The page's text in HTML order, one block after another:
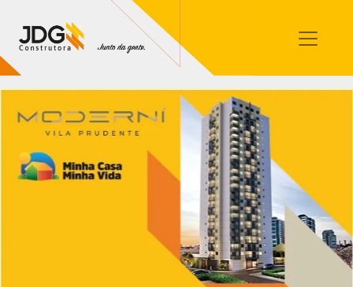
Contato
Sobre nós
Blog